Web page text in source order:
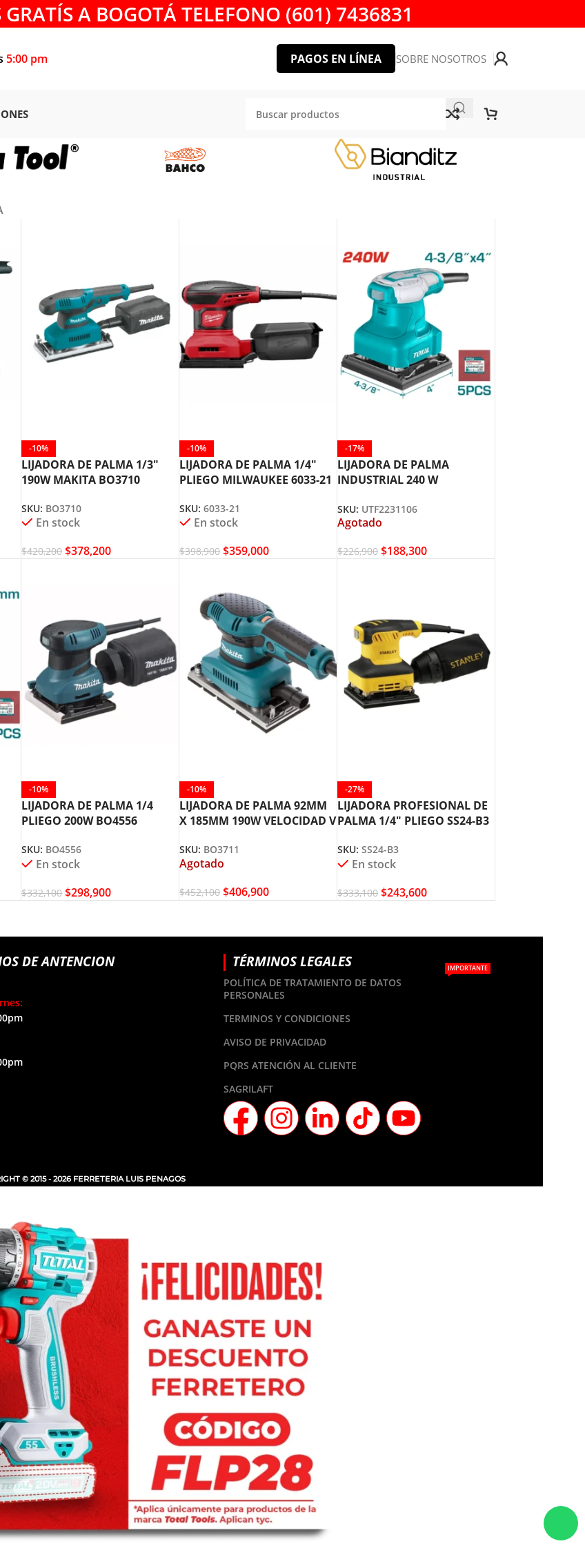
A BOGOTÁ TELEFONO (601) 7436831
5:00 pm PAGOS EN LÍNEA SOBRE NOSOTROS
-10%
LIJADORA DE PALMA 1/3″
190W MAKITA BO3710
SKU: BO3710
En stock
$420,200 $378,200
-10%
LIJADORA DE PALMA 1/4″
PLIEGO MILWAUKEE 6033-21
SKU:6033-21
En stock
$398,900 $359,000
-17%
LIJADORA DE PALMA
INDUSTRIAL 240 W
SKU: UTF2231106
Agotado
$226,900 $188,300
-10%
LIJADORA DE PALMA 1/4
PLIEGO 200W BO4556
SKU: BO4556
En stock
$332,100 $298,900
-10%
LIJADORA DE PALMA 92MM
X 185MM 190W VELOCIDAD V
SKU: BO3711
Agotado
$452,100 $406,900
-27%
LIJADORA PROFESIONAL DE
PALMA 1/4″ PLIEGO SS24-B3
SKU:SS24-B3
En stock
$333,100 $243,600
DE ANTENCION TÉRMINOS LEGALES
POLÍTICA DE TRATAMIENTO DE DATOS
PERSONALES
IMPORTANTE
TERMINOS Y CONDICIONES
AVISO DE PRIVACIDAD
PQRS ATENCIÓN AL CLIENTE
SAGRILAFT
© 2015 - 2026 FERRETERIA LUIS PENAGOS